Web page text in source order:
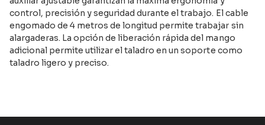
control, precisión y seguridad durante el trabajo. El cable
engomado de 4 metros de longitud permite trabajar sin
alargaderas. La opción de liberación rápida del mango
adicional permite utilizar el taladro en un soporte como
taladro ligero y preciso.